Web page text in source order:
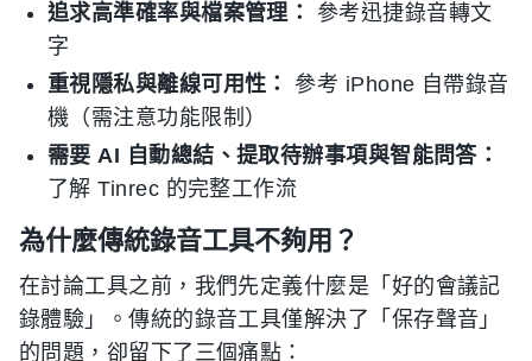
追求高準確率與檔案管理：
參考迅捷錄音轉文
字
重視隱私與離線可用性：
參考 iPhone 自帶錄音
機（需注意功能限制）
需要 AI 自動總結、提取待辦事項與智能問答：
了解 Tinrec 的完整工作流
為什麼傳統錄音工具不夠用？
在討論工具之前，我們先定義什麼是「好的會議記
錄體驗」。傳統的錄音工具僅解決了「保存聲音」
的問題，卻留下了三個痛點：